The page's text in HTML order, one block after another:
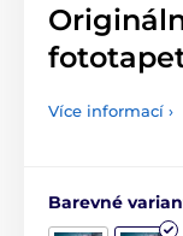
Více informací ›
Barevné